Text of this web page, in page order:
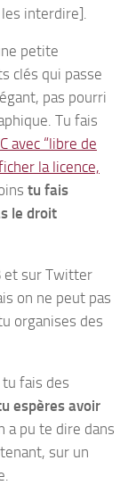
interdire].
petite
clés qui passe
pas pourri
Tu fais
avec “libre de
la licence,
tu fais
le droit
et sur Twitter
on ne peut pas
organises des
fais des
espères avoir
a pu te dire dans
sur un